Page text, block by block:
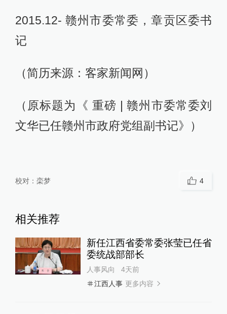
2015.12- 赣州市委常委，章贡区委书
记
（简历来源：客家新闻网）
（原标题为《 重磅 | 赣州市委常委刘
文华已任赣州市政府党组副书记》）
校对： 栾梦 4
相关推荐
新任江西省委常委张莹已任省
委统战部部长
人事风向
4天前
江西人事 更多内容